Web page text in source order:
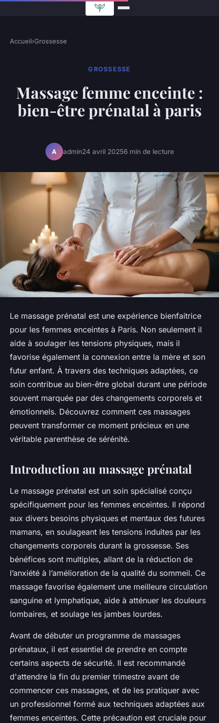
Accueil›Grossesse
GROSSESSE
Massage femme enceinte :
bien-être prénatal à paris
A admin24 avril 20256 min de lecture
Le massage prénatal est une expérience bienfaitrice
pour les femmes enceintes à Paris. Non seulement il
aide à soulager les tensions physiques, mais il
favorise également la connexion entre la mère et son
futur enfant. À travers des techniques adaptées, ce
soin contribue au bien-être global durant une période
souvent marquée par des changements corporels et
émotionnels. Découvrez comment ces massages
peuvent transformer ce moment précieux en une
véritable parenthèse de sérénité.
Introduction au massage prénatal
Le massage prénatal est un soin spécialisé conçu
spécifiquement pour les femmes enceintes. Il répond
aux divers besoins physiques et mentaux des futures
mamans, en soulageant les tensions induites par les
changements corporels durant la grossesse. Ses
bénéfices sont multiples, allant de la réduction de
l’anxiété à l’amélioration de la qualité du sommeil. Ce
massage favorise également une meilleure circulation
sanguine et lymphatique, aide à atténuer les douleurs
lombaires, et soulage les jambes lourdes.
Avant de débuter un programme de massages
prénataux, il est essentiel de prendre en compte
certains aspects de sécurité. Il est recommandé
d'attendre la fin du premier trimestre avant de
commencer ces massages, et de les pratiquer avec
un professionnel formé aux techniques adaptées aux
femmes enceintes. Cette précaution est cruciale pour